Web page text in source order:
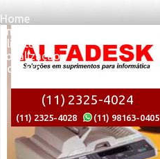
Home
Empresa
Clientes
Localizaçao
Contato
(11) 2325-4024
(11) 2325-4028 (11) 98163-0405